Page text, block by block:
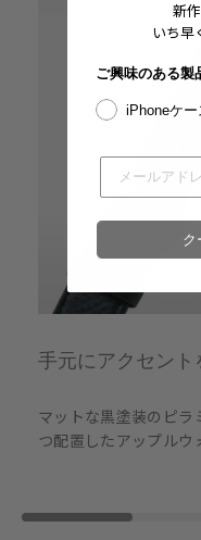
手元にアクセン
マットな黒塗装のピラ
つ配置したアップルウ
新
いち早
ご興味のある製
iPhoneケー
ク